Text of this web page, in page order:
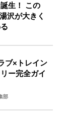
生！ この
沢が大きく
ブ×トレイン
ー完全ガイ
部